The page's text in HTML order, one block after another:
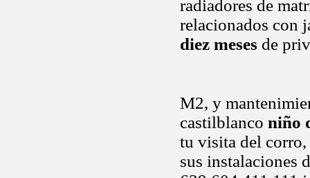
radiadores de
relacionados con
diez meses de
M2, y
castilblanco niño
tu visita del
sus instalaciones